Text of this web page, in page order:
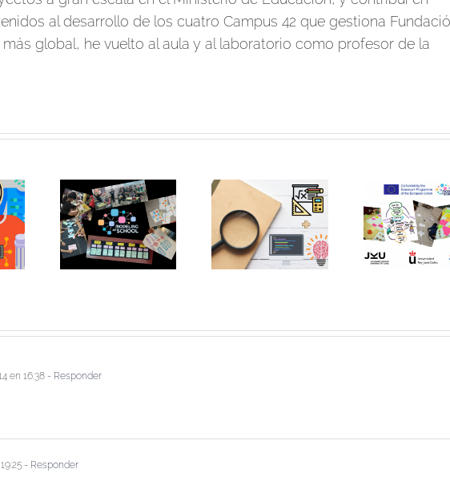
al desarrollo de los cuatro Campus 42 que gestiona
global, he vuelto al aula y al laboratorio como profesor de la
de usar
y los
en el
¿Qué dice la
evidencia
científica sobre
trabajar el
pensamiento
computacional en
matemáticas,
¿Quieres sacar
todo el partido
didáctico al
modelado y los
diagramas?
¡Participa en esta
en 16:38 - Responder
- Responder